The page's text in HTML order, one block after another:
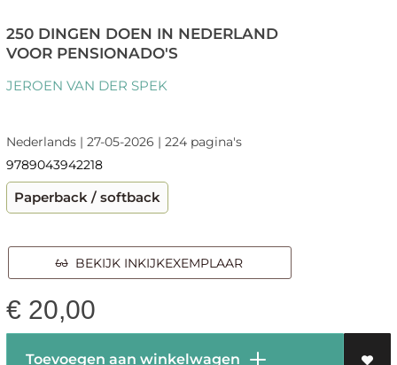
250 DINGEN DOEN IN NEDERLAND
VOOR PENSIONADO'S
JEROEN VAN DER SPEK
Nederlands | 27-05-2026 | 224 pagina's
9789043942218
Paperback / softback
BEKIJK INKIJKEXEMPLAAR
€ 20,00
Toevoegen aan winkelwagen